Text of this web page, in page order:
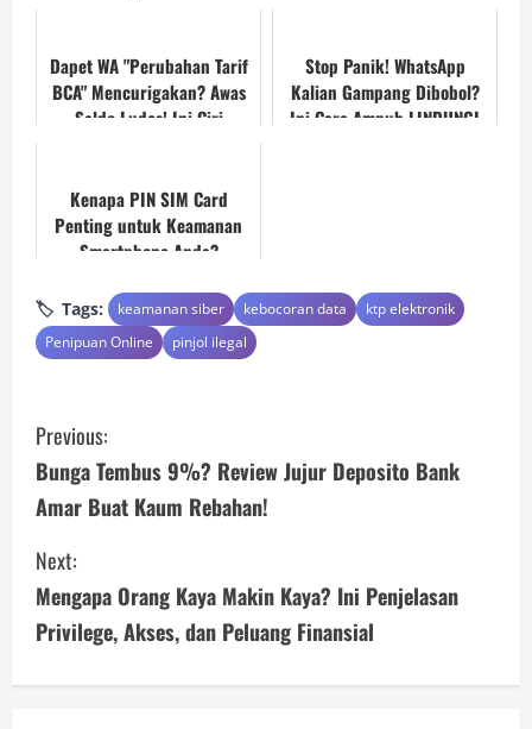
Dapet WA "Perubahan Tarif
BCA" Mencurigakan? Awas
Saldo Ludes! Ini Ciri
Stop Panik! WhatsApp
Kalian Gampang Dibobol?
Ini Cara Ampuh LINDUNGI
Kenapa PIN SIM Card
Penting untuk Keamanan
Smartphone Anda?
Tags: keamanan siber kebocoran data
ktp elektronik
Penipuan Online
pinjol ilegal
C
o
n
t
i
n
Previous:
Bunga Tembus 9%? Review Jujur Deposito Bank
Amar Buat Kaum Rebahan!
Next:
Mengapa Orang Kaya Makin Kaya? Ini Penjelasan
Privilege, Akses, dan Peluang Finansial